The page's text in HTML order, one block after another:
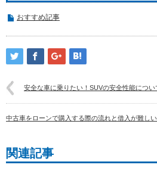
おすすめ記事
安全な車に乗りたい！SUVの安全性能につい
中古車をローンで購入する際の流れと借入が難し
関連記事